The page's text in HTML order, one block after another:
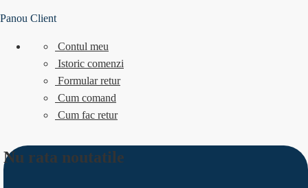
Panou Client
Contul meu
Istoric comenzi
Formular retur
Cum comand
Cum fac retur
Nu rata noutatile